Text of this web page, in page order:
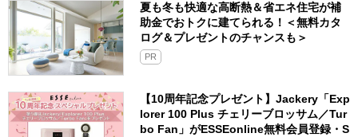
夏も冬も快適な高断熱＆省エネ住宅が補
助金でおトクに建てられる！＜無料カタ
ログ＆プレゼントのチャンスも＞
PR
【10周年記念プレゼント】Jackery「Exp
lorer 100 Plus チェリーブロッサム／Tur
bo Fan」がESSEonline無料会員登録・S